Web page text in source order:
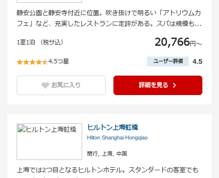
静安公園と静安寺付近に位置。吹き抜けで明るい「アトリウムカ
フェ」など、充実したレストランに定評がある。スパは規模も...
20,766円〜
1室1泊 （税サ込）
4.5つ星 ユーザー評価 4.5
お気に入り 詳細を見る
ヒルトン上海虹橋
Hilton Shanghai Hongqiao
閔行, 上海, 中国
上海では2つ目となるヒルトンホテル。スタンダードの客室でも